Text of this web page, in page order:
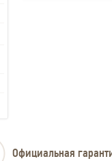
Официальная